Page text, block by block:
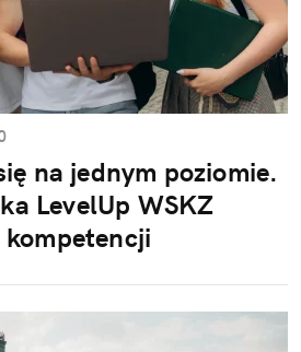
na jednym poziomie.
LevelUp WSKZ